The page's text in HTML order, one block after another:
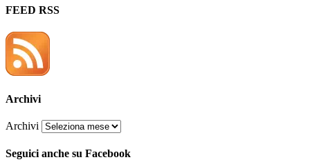
FEED RSS
Archivi
Archivi
Seguici anche su Facebook